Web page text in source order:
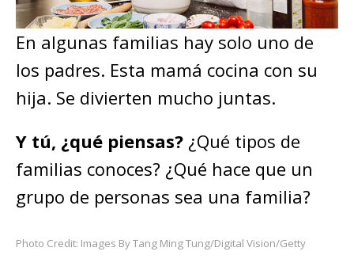
En algunas familias hay solo uno de
los padres. Esta mamá cocina con su
hija. Se divierten mucho juntas.
Y tú, ¿qué piensas? ¿Qué tipos de
familias conoces? ¿Qué hace que un
grupo de personas sea una familia?
Photo Credit: Images By Tang Ming Tung/Digital Vision/Getty